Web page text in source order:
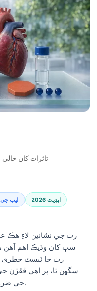
تاثرات کان خالي
ليب 2026 اپڊيٽ
رت جي نشانين لاءِ هڪ
سڀ کان وڌيڪ اهم آهن
رت جا ٽيسٽ خطري
سگهن ٿا، پر اهي ڦڦڙن
ناهن جڏهن گهٽ دوز CT جي ضرورت هجي.